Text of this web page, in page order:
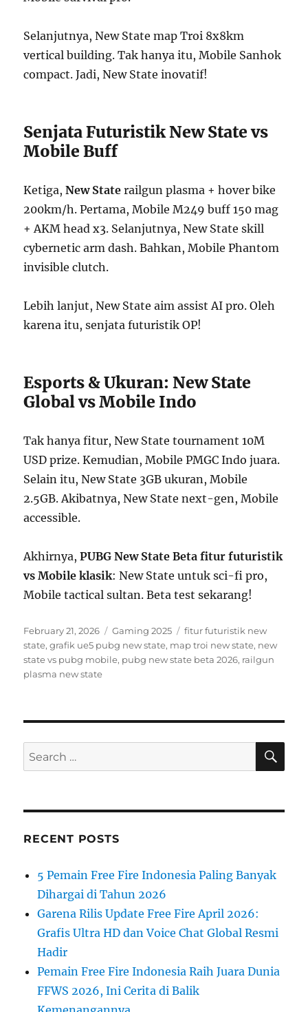
Selanjutnya, New State map Troi 8x8km
vertical building. Tak hanya itu, Mobile Sanhok
compact. Jadi, New State inovatif!
Senjata Futuristik New State vs
Mobile Buff
Ketiga,New State railgun plasma + hover bike
200km/h. Pertama, Mobile M249 buff 150 mag
+ AKM head x3. Selanjutnya, New State skill
cybernetic arm dash. Bahkan, Mobile Phantom
invisible clutch.
Lebih lanjut, New State aim assist AI pro. Oleh
karena itu, senjata futuristik OP!
Esports & Ukuran: New State
Global vs Mobile Indo
Tak hanya fitur, New State tournament 10M
USD prize. Kemudian, Mobile PMGC Indo juara.
Selain itu, New State 3GB ukuran, Mobile
2.5GB. Akibatnya, New State next-gen, Mobile
accessible.
Akhirnya,PUBG New State Beta fitur futuristik
vs Mobile klasik: New State untuk sci-fi pro,
Mobile tactical sultan. Beta test sekarang!
Posted
on
February 21, 2026 Categories
Gaming 2025 Tags
fitur futuristik new
state,grafik ue5 pubg new state, map troi new state, new
state vs pubg mobile, pubg new state beta 2026, railgun
plasma new state
Search
for:
RECENT POSTS
5 Pemain Free Fire Indonesia Paling Banyak
Dihargai di Tahun 2026
Garena Rilis Update Free Fire April 2026:
Grafis Ultra HD dan Voice Chat Global Resmi
Hadir
Pemain Free Fire Indonesia Raih Juara Dunia
FFWS 2026, Ini Cerita di Balik